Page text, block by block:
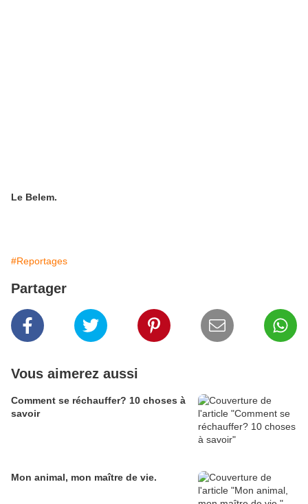
Le Belem.
#Reportages
Partager
Vous aimerez aussi
Comment se réchauffer? 10 choses à
savoir
Mon animal, mon maître de vie.